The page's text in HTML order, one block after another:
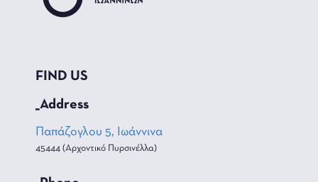
FIND US
_Address
Παπάζογλου 5, Ιωάννινα
45444 (Αρχοντικό Πυρσινέλλα)